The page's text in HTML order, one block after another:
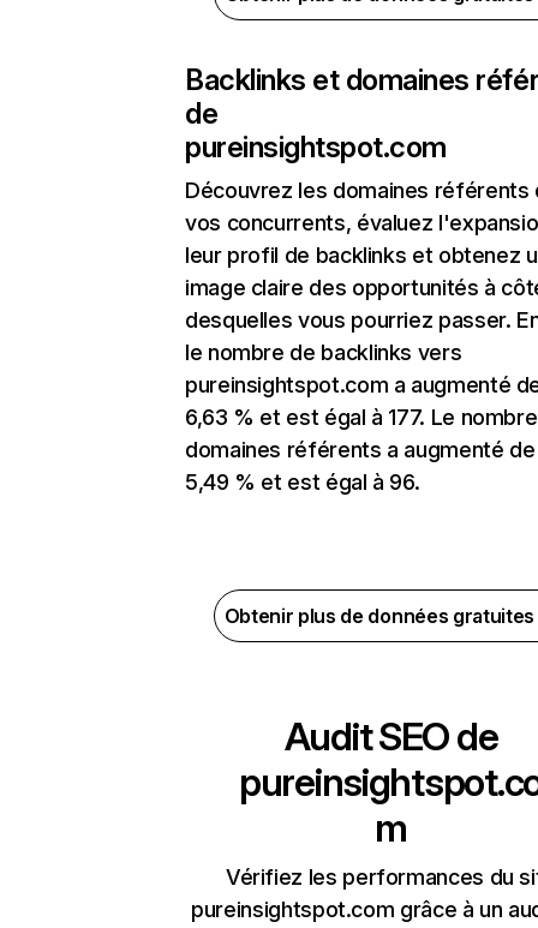
Backlinks et domaines
de
pureinsightspot.com
Découvrez les domaines référents
vos concurrents, évaluez
leur profil de backlinks et obtenez
image claire des opportunités à
desquelles vous pourriez passer.
le nombre de backlinks vers
pureinsightspot.com a augmenté
6,63 % et est égal à 177. Le
domaines référents a augmenté de
5,49 % et est égal à 96.
Obtenir plus de données
Audit SEO de
m
Vérifiez les performances du
pureinsightspot.com grâce à un